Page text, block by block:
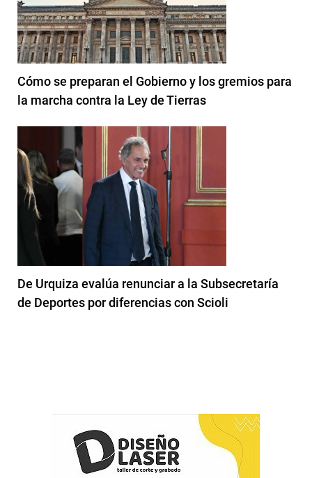
Cómo se preparan el Gobierno y los gremios para
la marcha contra la Ley de Tierras
De Urquiza evalúa renunciar a la Subsecretaría
de Deportes por diferencias con Scioli